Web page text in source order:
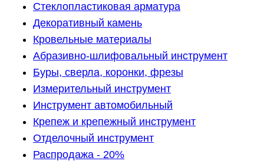
Стеклопластиковая арматура
Декоративный камень
Кровельные материалы
Абразивно-шлифовальный инструмент
Буры, сверла, коронки, фрезы
Измерительный инструмент
Инструмент автомобильный
Крепеж и крепежный инструмент
Отделочный инструмент
Распродажа - 20%